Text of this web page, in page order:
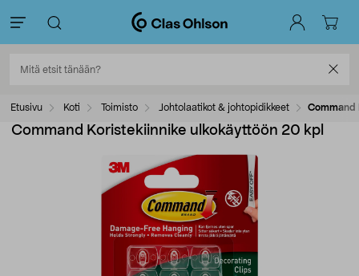
Etusivu Koti Toimisto Johtolaatikot & johtopidikkeet Command
Command Koristekiinnike ulkokäyttöön 20 kpl